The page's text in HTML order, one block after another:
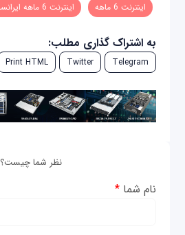
اینترنت 6 ماهه اینترنت 6 ماهه ایرانسل
به اشتراک گذاری مطلب:
Telegram
Twitter
Print HTML
نظر شما چیست؟
نام شما*